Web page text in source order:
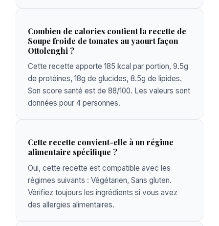
Combien de calories contient la recette de
Soupe froide de tomates au yaourt façon
Ottolenghi ?
Cette recette apporte 185 kcal par portion, 9.5g
de protéines, 18g de glucides, 8.5g de lipides.
Son score santé est de 88/100. Les valeurs sont
données pour 4 personnes.
Cette recette convient-elle à un régime
alimentaire spécifique ?
Oui, cette recette est compatible avec les
régimes suivants : Végétarien, Sans gluten.
Vérifiez toujours les ingrédients si vous avez
des allergies alimentaires.